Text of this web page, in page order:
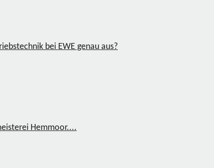
bei EWE genau aus?
Hemmoor....